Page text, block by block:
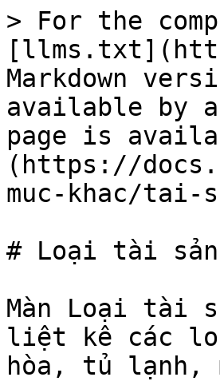
> For the
Markdown
available by
page is
(https://
muc-khac/
# Loại tài sản
Màn Loại tài
liệt kê các
hòa, tủ lạnh,